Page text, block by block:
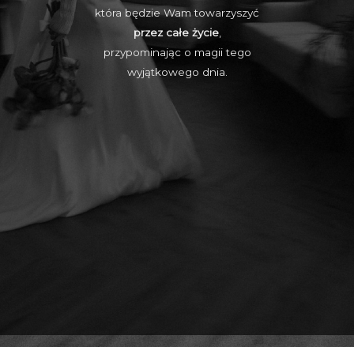
która będzie Wam towarzyszyć
przez całe życie,
przypominając o magii tego
wyjątkowego dnia.